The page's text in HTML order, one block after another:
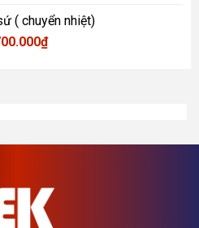
là:
( chuyển nhiệt)
₫Giá